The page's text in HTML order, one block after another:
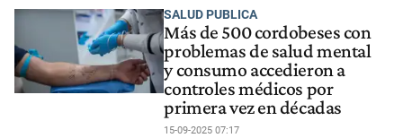
SALUD PUBLICA
Más de 500 cordobeses con
problemas de salud mental
y consumo accedieron a
controles médicos por
primera vez en décadas
15-09-2025 07:17